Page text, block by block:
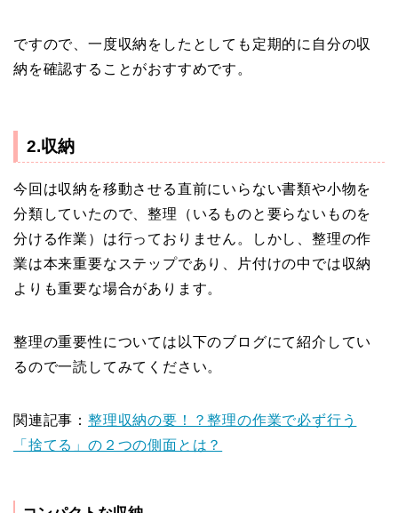
ですので、一度収納をしたとしても定期的に自分の収
納を確認することがおすすめです。
2.収納
今回は収納を移動させる直前にいらない書類や小物を
分類していたので、整理（いるものと要らないものを
分ける作業）は行っておりません。しかし、整理の作
業は本来重要なステップであり、片付けの中では収納
よりも重要な場合があります。
整理の重要性については以下のブログにて紹介してい
るので一読してみてください。
関連記事： 整理収納の要！？整理の作業で必ず行う
「捨てる」の２つの側面とは？